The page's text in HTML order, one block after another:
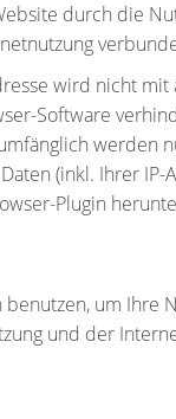
durch die
wird nicht
Software
werden
(inkl. Ihrer
Plugin
um Ihre
und der